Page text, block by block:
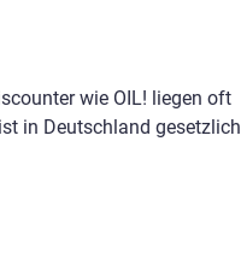
wie OIL! liegen oft
in Deutschland gesetzlich